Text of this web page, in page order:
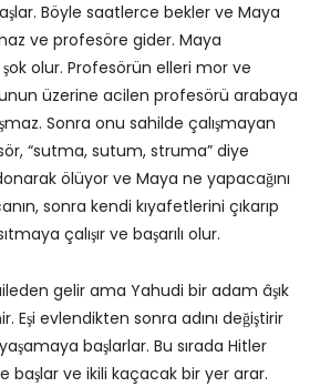
Böyle saatlerce bekler ve Maya
ve profesöre gider. Maya
şok olur. Profesörün elleri mor ve
üzerine acilen profesörü arabaya
Sonra onu sahilde çalışmayan
“sutma, sutum, struma” diye
ölüyor ve Maya ne yapacağını
sonra kendi kıyafetlerini çıkarıp
çalışır ve başarılı olur.
gelir ama Yahudi bir adam âşık
Eşi evlendikten sonra adını değiştirir
başlarlar. Bu sırada Hitler
başlar ve ikili kaçacak bir yer arar.